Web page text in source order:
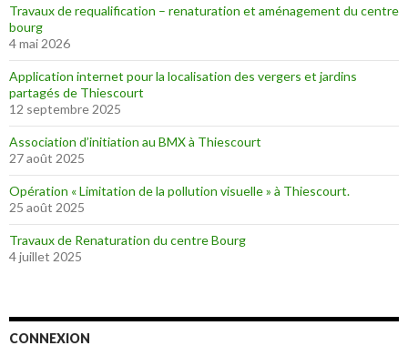
Travaux de requalification – renaturation et aménagement du centre
bourg
4 mai 2026
Application internet pour la localisation des vergers et jardins
partagés de Thiescourt
12 septembre 2025
Association d’initiation au BMX à Thiescourt
27 août 2025
Opération « Limitation de la pollution visuelle » à Thiescourt.
25 août 2025
Travaux de Renaturation du centre Bourg
4 juillet 2025
CONNEXION